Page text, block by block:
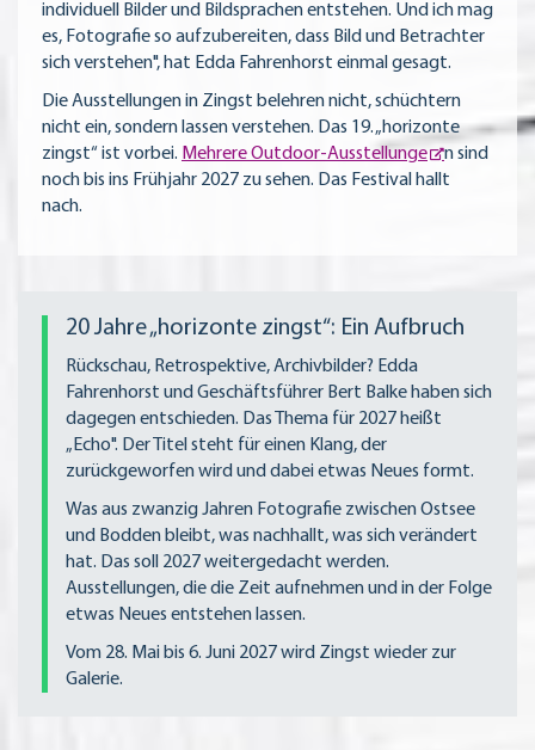
individuell Bilder und Bildsprachen entstehen. Und ich mag
es, Fotografie so aufzubereiten, dass Bild und Betrachter
sich verstehen", hat Edda Fahrenhorst einmal gesagt.
Die Ausstellungen in Zingst belehren nicht, schüchtern
nicht ein, sondern lassen verstehen. Das 19. „horizonte
zingst“ ist vorbei. Mehrere Outdoor-Ausstellunge
n sind
noch bis ins Frühjahr 2027 zu sehen. Das Festival hallt
nach.
20 Jahre „horizonte zingst“: Ein Aufbruch
Rückschau, Retrospektive, Archivbilder? Edda
Fahrenhorst und Geschäftsführer Bert Balke haben sich
dagegen entschieden. Das Thema für 2027 heißt
„Echo". Der Titel steht für einen Klang, der
zurückgeworfen wird und dabei etwas Neues formt.
Was aus zwanzig Jahren Fotografie zwischen Ostsee
und Bodden bleibt, was nachhallt, was sich verändert
hat. Das soll 2027 weitergedacht werden.
Ausstellungen, die die Zeit aufnehmen und in der Folge
etwas Neues entstehen lassen.
Vom 28. Mai bis 6. Juni 2027 wird Zingst wieder zur
Galerie.